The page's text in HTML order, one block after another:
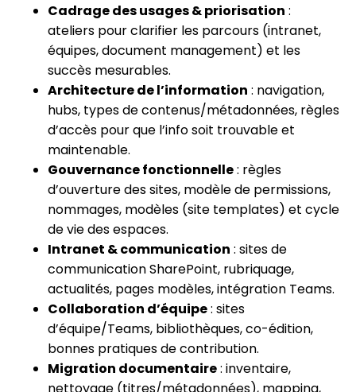
Cadrage des usages & priorisation :
ateliers pour clarifier les parcours (intranet,
équipes, document management) et les
succès mesurables.
Architecture de l’information : navigation,
hubs, types de contenus/métadonnées, règles
d’accès pour que l’info soit trouvable et
maintenable.
Gouvernance fonctionnelle: règles
d’ouverture des sites, modèle de permissions,
nommages, modèles (site templates) et cycle
de vie des espaces.
Intranet & communication : sites de
communication SharePoint, rubriquage,
actualités, pages modèles, intégration Teams.
Collaboration d’équipe: sites
d’équipe/Teams, bibliothèques, co-édition,
bonnes pratiques de contribution.
Migration documentaire: inventaire,
nettoyage (titres/métadonnées), mapping,